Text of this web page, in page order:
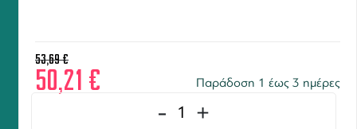
53,69€
50,21 € Παράδοση 1 έως 3 ημέρες
- +